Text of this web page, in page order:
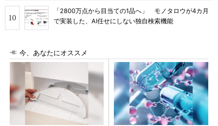
「2800万点から目当ての1品へ」 モノタロウが4カ月
で実装した、AI任せにしない独自検索機能
今、あなたにオススメ